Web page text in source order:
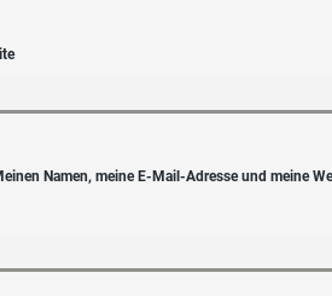
Namen, meine E-Mail-Adresse und meine